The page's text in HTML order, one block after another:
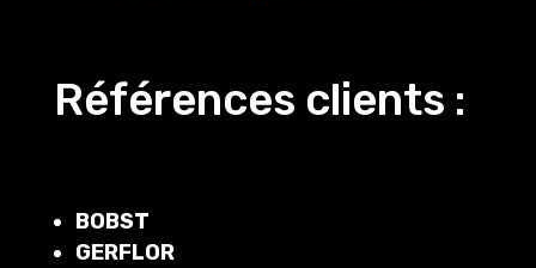
Références clients :
BOBST
GERFLOR